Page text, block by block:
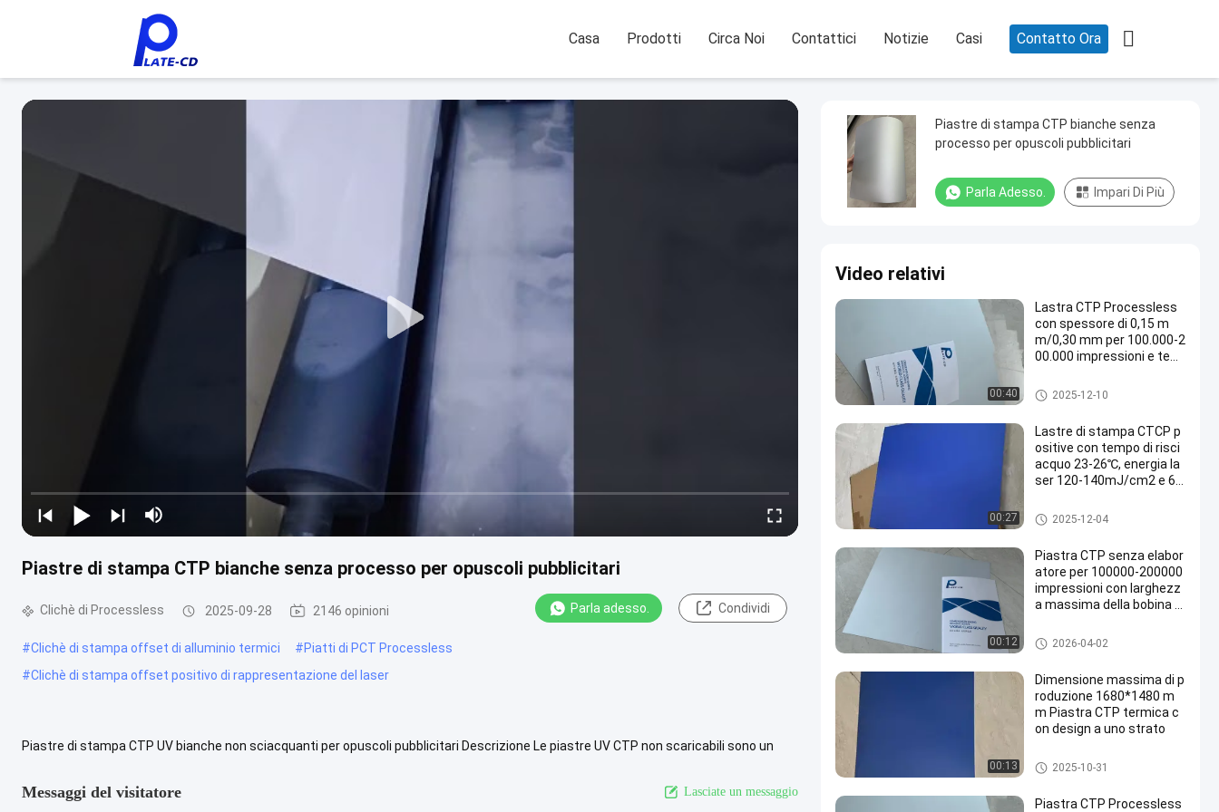
Casa Prodotti Circa Noi Contattici Notizie Casi Contatto Ora 
Piastre di stampa CTP bianche senza processo per opuscoli pubblicitari
Clichè di Processless 2025-09-28 2146 opinioni Parla adesso. Condividi
#Clichè di stampa offset di alluminio termici #Piatti di PCT Processless
#Clichè di stampa offset positivo di rappresentazione del laser
Piastre di stampa CTP UV bianche non sciacquanti per opuscoli pubblicitari Descrizione Le piastre UV CTP non scaricabili sono un
Messaggi del visitatore Lasciate un messaggio
Piastre di stampa CTP bianche senza
processo per opuscoli pubblicitari
Parla Adesso. Impari Di Più
Video relativi
00:40
Lastra CTP Processless
con spessore di 0,15 m
m/0,30 mm per 100.000-2
00.000 impressioni e tem
econdi
Clichè di Processless
2025-12-10
00:27
Lastre di stampa CTCP p
ositive con tempo di risci
acquo 23-26℃, energia la
ser 120-140mJ/cm2 e 60
Clichè di CTCP
2025-12-04
00:12
Piastra CTP senza elabor
atore per 100000-200000
impressioni con larghezz
a massima della bobina di
Clichè di Processless
2026-04-02
00:13
Dimensione massima di p
roduzione 1680*1480 m
m Piastra CTP termica c
on design a uno strato
piatto termico di PCT
2025-10-31
Piastra CTP Processless